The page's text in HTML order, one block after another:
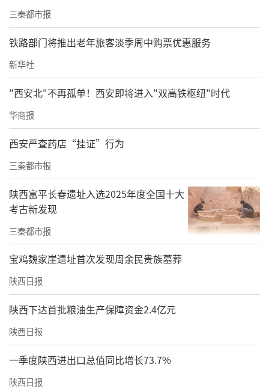
三秦都市报
铁路部门将推出老年旅客淡季周中购票优惠服务
新华社
"西安北"不再孤单！西安即将进入"双高铁枢纽"时代
华商报
西安严查药店“挂证”行为
三秦都市报
陕西富平长春遗址入选2025年度全国十大
考古新发现
三秦都市报
宝鸡魏家崖遗址首次发现周余民贵族墓葬
陕西日报
陕西下达首批粮油生产保障资金2.4亿元
陕西日报
一季度陕西进出口总值同比增长73.7%
陕西日报